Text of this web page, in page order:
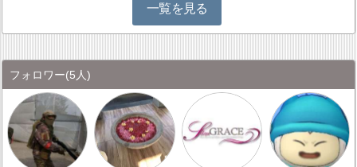
一覧を見る
フォロワー(5人)